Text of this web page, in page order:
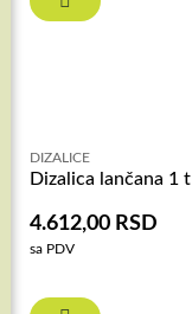
DIZALICE
Dizalica lančana 1 t
4.612,00 RSD
sa PDV